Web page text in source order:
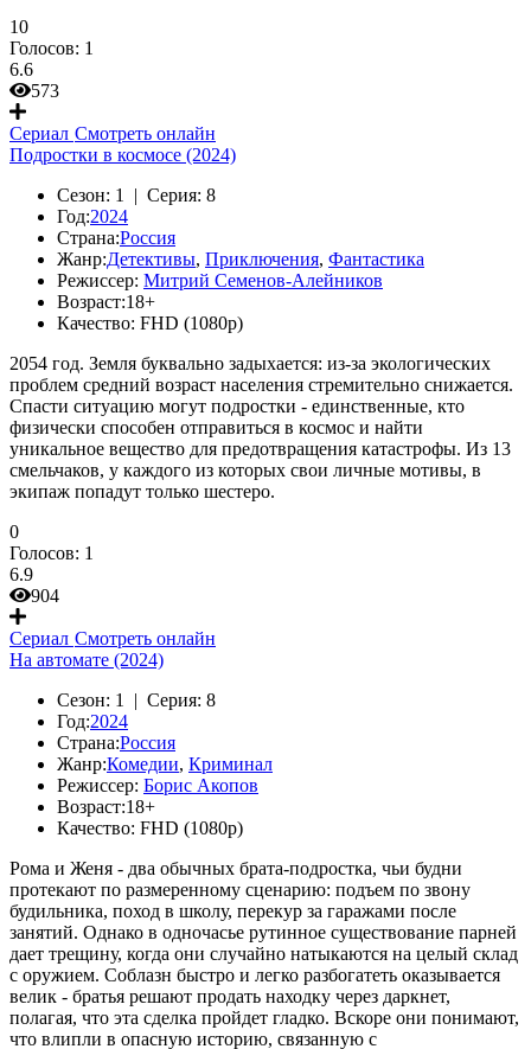
10
Голосов: 1
6.6
573
Сериал Смотреть онлайн
Подростки в космосе (2024)
Сезон: 1 | Серия: 8
Год:2024
Страна:Россия
Жанр:Детективы, Приключения, Фантастика
Режиссер: Митрий Семенов-Алейников
Возраст:18+
Качество: FHD (1080p)
2054 год. Земля буквально задыхается: из-за экологических
проблем средний возраст населения стремительно снижается.
Спасти ситуацию могут подростки - единственные, кто
физически способен отправиться в космос и найти
уникальное вещество для предотвращения катастрофы. Из 13
смельчаков, у каждого из которых свои личные мотивы, в
экипаж попадут только шестеро.
0
Голосов: 1
6.9
904
Сериал Смотреть онлайн
На автомате (2024)
Сезон: 1 | Серия: 8
Год:2024
Страна:Россия
Жанр:Комедии, Криминал
Режиссер: Борис Акопов
Возраст:18+
Качество: FHD (1080p)
Рома и Женя - два обычных брата-подростка, чьи будни
протекают по размеренному сценарию: подъем по звону
будильника, поход в школу, перекур за гаражами после
занятий. Однако в одночасье рутинное существование парней
дает трещину, когда они случайно натыкаются на целый склад
с оружием. Соблазн быстро и легко разбогатеть оказывается
велик - братья решают продать находку через даркнет,
полагая, что эта сделка пройдет гладко. Вскоре они понимают,
что влипли в опасную историю, связанную с